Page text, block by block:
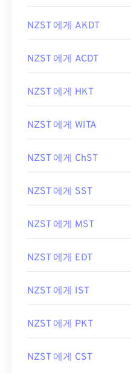
NZST 에게 AKDT
NZST 에게 ACDT
NZST 에게 HKT
NZST 에게 WITA
NZST 에게 ChST
NZST 에게 SST
NZST 에게 MST
NZST 에게 EDT
NZST 에게 IST
NZST 에게 PKT
NZST 에게 CST